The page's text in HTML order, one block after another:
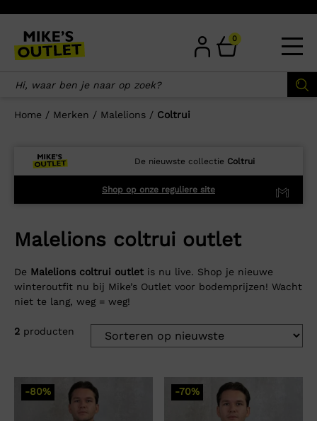
content
0
Home / Merken / Malelions / Coltrui
De nieuwste collectie Coltrui
Shop op onze reguliere site
Malelions coltrui outlet
De Malelions coltrui outlet is nu live. Shop je nieuwe
winteroutfit nu bij Mike’s Outlet voor bodemprijzen! Wacht
niet te lang, weg = weg!
2 producten
-80% -70%